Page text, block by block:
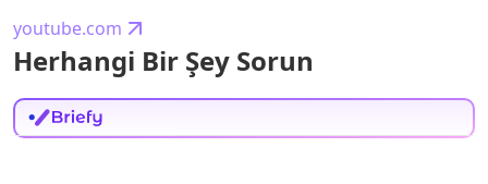
youtube.com
Herhangi Bir Şey Sorun